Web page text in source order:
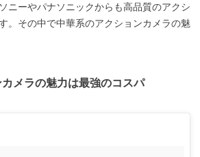
ニーやパナソニックからも高品質のアクシ
。その中で中華系のアクションカメラの魅
メラの魅力は最強のコスパ